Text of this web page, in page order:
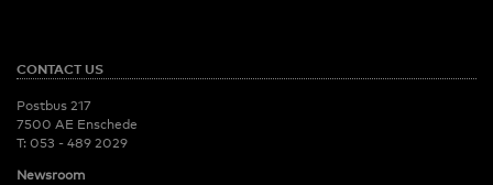
CONTACT US
Postbus 217
7500 AE Enschede
T: 053 - 489 2029
Newsroom